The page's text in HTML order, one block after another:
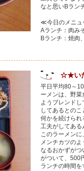
なと思いBラン
≪今日のメニ
Aランチ：肉み
Bランチ：焼肉
☆★い
平日平均80～
ーメンは、野
ようブレンド
してあるとのこ
何かを続けられ
工夫がしてある
このラーメン
メンチカツの
なるおかずが
がついて、500
ランチの時間